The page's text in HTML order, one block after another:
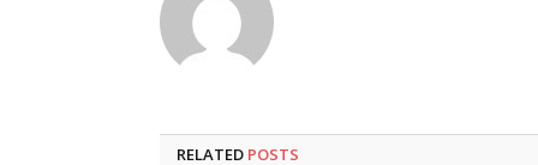
RELATED POSTS